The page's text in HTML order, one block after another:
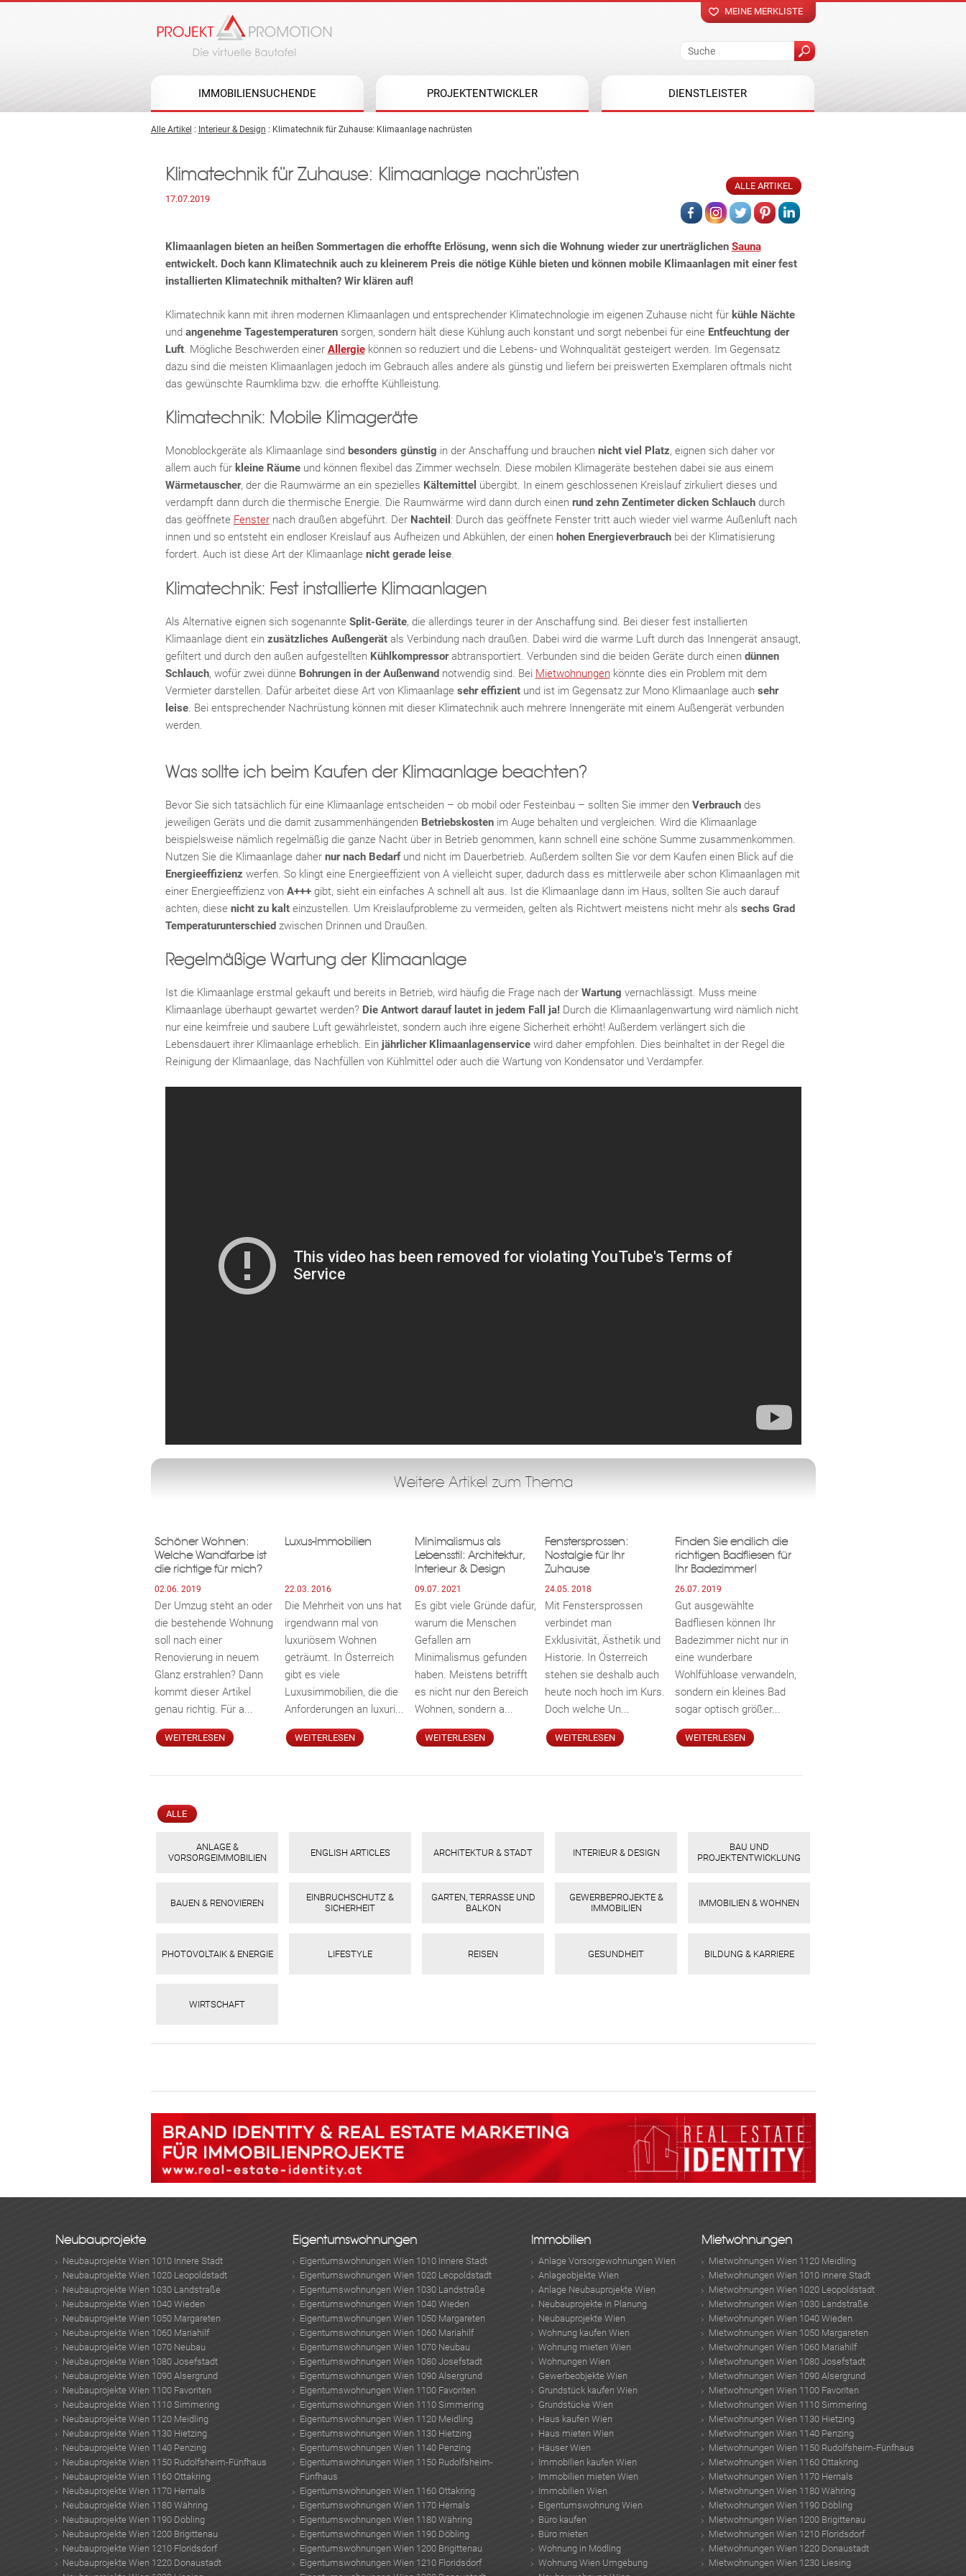
MEINE MERKLISTE
IMMOBILIENSUCHENDE PROJEKTENTWICKLER DIENSTLEISTER
Alle Artikel : Interieur & Design : Klimatechnik für Zuhause: Klimaanlage nachrüsten
Klimatechnik für Zuhause: Klimaanlage nachrüsten
17.07.2019
ALLE ARTIKEL
Klimaanlagen bieten an heißen Sommertagen die erhoffte Erlösung, wenn sich die Wohnung wieder zur unerträglichen Sauna
entwickelt. Doch kann Klimatechnik auch zu kleinerem Preis die nötige Kühle bieten und können mobile Klimaanlagen mit einer fest
installierten Klimatechnik mithalten? Wir klären auf!
Klimatechnik kann mit ihren modernen Klimaanlagen und entsprechender Klimatechnologie im eigenen Zuhause nicht für kühle Nächte
und angenehme Tagestemperaturensorgen, sondern hält diese Kühlung auch konstant und sorgt nebenbei für eine Entfeuchtung der
Luft. Mögliche Beschwerden einer Allergie können so reduziert und die Lebens- und Wohnqualität gesteigert werden. Im Gegensatz
dazu sind die meisten Klimaanlagen jedoch im Gebrauch alles andere als günstig und liefern bei preiswerten Exemplaren oftmals nicht
das gewünschte Raumklima bzw. die erhoffte Kühlleistung.
Klimatechnik: Mobile Klimageräte
Monoblockgeräte als Klimaanlage sind besonders günstig in der Anschaffung und brauchen nicht viel Platz, eignen sich daher vor
allem auch für kleine Räume und können flexibel das Zimmer wechseln. Diese mobilen Klimageräte bestehen dabei sie aus einem
Wärmetauscher, der die Raumwärme an ein spezielles Kältemittel übergibt. In einem geschlossenen Kreislauf zirkuliert dieses und
verdampft dann durch die thermische Energie. Die Raumwärme wird dann durch einen rund zehn Zentimeter dicken Schlauchdurch
das geöffnete Fensternach draußen abgeführt. Der Nachteil : Durch das geöffnete Fenster tritt auch wieder viel warme Außenluft nach
innen und so entsteht ein endloser Kreislauf aus Aufheizen und Abkühlen, der einen hohen Energieverbrauchbei der Klimatisierung
fordert. Auch ist diese Art der Klimaanlage nicht gerade leise.
Klimatechnik: Fest installierte Klimaanlagen
Als Alternative eignen sich sogenannte Split-Geräte, die allerdings teurer in der Anschaffung sind. Bei dieser fest installierten
Klimaanlage dient ein zusätzliches Außengerätals Verbindung nach draußen. Dabei wird die warme Luft durch das Innengerät ansaugt,
gefiltert und durch den außen aufgestellten Kühlkompressorabtransportiert. Verbunden sind die beiden Geräte durch einen dünnen
Schlauch, wofür zwei dünne Bohrungen in der Außenwandnotwendig sind. Bei Mietwohnungenkönnte dies ein Problem mit dem
Vermieter darstellen. Dafür arbeitet diese Art von Klimaanlage sehr effizientund ist im Gegensatz zur Mono Klimaanlage auch sehr
leise. Bei entsprechender Nachrüstung können mit dieser Klimatechnik auch mehrere Innengeräte mit einem Außengerät verbunden
werden.
Was sollte ich beim Kaufen der Klimaanlage beachten?
Bevor Sie sich tatsächlich für eine Klimaanlage entscheiden – ob mobil oder Festeinbau – sollten Sie immer den Verbrauchdes
jeweiligen Geräts und die damit zusammenhängenden Betriebskostenim Auge behalten und vergleichen. Wird die Klimaanlage
beispielsweise nämlich regelmäßig die ganze Nacht über in Betrieb genommen, kann schnell eine schöne Summe zusammenkommen.
Nutzen Sie die Klimaanlage daher nur nach Bedarfund nicht im Dauerbetrieb. Außerdem sollten Sie vor dem Kaufen einen Blick auf die
Energieeffizienz werfen. So klingt eine Energieeffizient von A vielleicht super, dadurch dass es mittlerweile aber schon Klimaanlagen mit
einer Energieeffizienz von A+++gibt, sieht ein einfaches A schnell alt aus. Ist die Klimaanlage dann im Haus, sollten Sie auch darauf
achten, diese nicht zu kalt einzustellen. Um Kreislaufprobleme zu vermeiden, gelten als Richtwert meistens nicht mehr als sechs Grad
Temperaturunterschiedzwischen Drinnen und Draußen.
Regelmäßige Wartung der Klimaanlage
Ist die Klimaanlage erstmal gekauft und bereits in Betrieb, wird häufig die Frage nach der Wartung vernachlässigt. Muss meine
Klimaanlage überhaupt gewartet werden? Die Antwort darauf lautet in jedem Fall ja! Durch die Klimaanlagenwartung wird nämlich nicht
nur eine keimfreie und saubere Luft gewährleistet, sondern auch ihre eigene Sicherheit erhöht! Außerdem verlängert sich die
Lebensdauert ihrer Klimaanlage erheblich. Ein jährlicher Klimaanlagenservice wird daher empfohlen. Dies beinhaltet in der Regel die
Reinigung der Klimaanlage, das Nachfüllen von Kühlmittel oder auch die Wartung von Kondensator und Verdampfer.
Weitere Artikel zum Thema
Schöner Wohnen:
Welche Wandfarbe ist
die richtige für mich?
02.06. 2019
Der Umzug steht an oder
die bestehende Wohnung
soll nach einer
Renovierung in neuem
Glanz erstrahlen? Dann
kommt dieser Artikel
genau richtig. Für a...
WEITERLESEN
Luxus-Immobilien
22.03. 2016
Die Mehrheit von uns hat
irgendwann mal von
luxuriösem Wohnen
geträumt. In Österreich
gibt es viele
Luxusimmobilien, die die
Anforderungen an luxuri...
WEITERLESEN
Minimalismus als
Lebensstil: Architektur,
Interieur & Design
09.07. 2021
Es gibt viele Gründe dafür,
warum die Menschen
Gefallen am
Minimalismus gefunden
haben. Meistens betrifft
es nicht nur den Bereich
Wohnen, sondern a...
WEITERLESEN
Fenstersprossen:
Nostalgie für Ihr
Zuhause
24.05. 2018
Mit Fenstersprossen
verbindet man
Exklusivität, Ästhetik und
Historie. In Österreich
stehen sie deshalb auch
heute noch hoch im Kurs.
Doch welche Un...
WEITERLESEN
Finden Sie endlich die
richtigen Badfliesen für
Ihr Badezimmer!
26.07. 2019
Gut ausgewählte
Badfliesen können Ihr
Badezimmer nicht nur in
eine wunderbare
Wohlfühloase verwandeln,
sondern ein kleines Bad
sogar optisch größer...
WEITERLESEN
ALLE
ANLAGE &
VORSORGEIMMOBILIEN
ENGLISH ARTICLES ARCHITEKTUR & STADT INTERIEUR & DESIGN
BAU UND
PROJEKTENTWICKLUNG
BAUEN & RENOVIEREN
EINBRUCHSCHUTZ &
SICHERHEIT
GARTEN, TERRASSE UND
BALKON
GEWERBEPROJEKTE &
IMMOBILIEN
IMMOBILIEN & WOHNEN
PHOTOVOLTAIK & ENERGIE LIFESTYLE REISEN GESUNDHEIT BILDUNG & KARRIERE
WIRTSCHAFT
Neubauprojekte
Neubauprojekte Wien 1010 Innere Stadt
Neubauprojekte Wien 1020 Leopoldstadt
Neubauprojekte Wien 1030 Landstraße
Neubauprojekte Wien 1040 Wieden
Neubauprojekte Wien 1050 Margareten
Neubauprojekte Wien 1060 Mariahilf
Neubauprojekte Wien 1070 Neubau
Neubauprojekte Wien 1080 Josefstadt
Neubauprojekte Wien 1090 Alsergrund
Neubauprojekte Wien 1100 Favoriten
Neubauprojekte Wien 1110 Simmering
Neubauprojekte Wien 1120 Meidling
Neubauprojekte Wien 1130 Hietzing
Neubauprojekte Wien 1140 Penzing
Neubauprojekte Wien 1150 Rudolfsheim-Fünfhaus
Neubauprojekte Wien 1160 Ottakring
Neubauprojekte Wien 1170 Hernals
Neubauprojekte Wien 1180 Währing
Neubauprojekte Wien 1190 Döbling
Neubauprojekte Wien 1200 Brigittenau
Neubauprojekte Wien 1210 Floridsdorf
Neubauprojekte Wien 1220 Donaustadt
Eigentumswohnungen
Eigentumswohnungen Wien 1010 Innere Stadt
Eigentumswohnungen Wien 1020 Leopoldstadt
Eigentumswohnungen Wien 1030 Landstraße
Eigentumswohnungen Wien 1040 Wieden
Eigentumswohnungen Wien 1050 Margareten
Eigentumswohnungen Wien 1060 Mariahilf
Eigentumswohnungen Wien 1070 Neubau
Eigentumswohnungen Wien 1080 Josefstadt
Eigentumswohnungen Wien 1090 Alsergrund
Eigentumswohnungen Wien 1100 Favoriten
Eigentumswohnungen Wien 1110 Simmering
Eigentumswohnungen Wien 1120 Meidling
Eigentumswohnungen Wien 1130 Hietzing
Eigentumswohnungen Wien 1140 Penzing
Eigentumswohnungen Wien 1150 Rudolfsheim-
Fünfhaus
Eigentumswohnungen Wien 1160 Ottakring
Eigentumswohnungen Wien 1170 Hernals
Eigentumswohnungen Wien 1180 Währing
Eigentumswohnungen Wien 1190 Döbling
Eigentumswohnungen Wien 1200 Brigittenau
Eigentumswohnungen Wien 1210 Floridsdorf
Immobilien
Anlage Vorsorgewohnungen Wien
Anlageobjekte Wien
Anlage Neubauprojekte Wien
Neubauprojekte in Planung
Neubauprojekte Wien
Wohnung kaufen Wien
Wohnung mieten Wien
Wohnungen Wien
Gewerbeobjekte Wien
Grundstück kaufen Wien
Grundstücke Wien
Haus kaufen Wien
Haus mieten Wien
Häuser Wien
Immobilien kaufen Wien
Immobilien mieten Wien
Immobilien Wien
Eigentumswohnung Wien
Büro kaufen
Büro mieten
Wohnung in Mödling
Wohnung Wien Umgebung
Mietwohnungen
Mietwohnungen Wien 1120 Meidling
Mietwohnungen Wien 1010 Innere Stadt
Mietwohnungen Wien 1020 Leopoldstadt
Mietwohnungen Wien 1030 Landstraße
Mietwohnungen Wien 1040 Wieden
Mietwohnungen Wien 1050 Margareten
Mietwohnungen Wien 1060 Mariahilf
Mietwohnungen Wien 1080 Josefstadt
Mietwohnungen Wien 1090 Alsergrund
Mietwohnungen Wien 1100 Favoriten
Mietwohnungen Wien 1110 Simmering
Mietwohnungen Wien 1130 Hietzing
Mietwohnungen Wien 1140 Penzing
Mietwohnungen Wien 1150 Rudolfsheim-Fünfhaus
Mietwohnungen Wien 1160 Ottakring
Mietwohnungen Wien 1170 Hernals
Mietwohnungen Wien 1180 Währing
Mietwohnungen Wien 1190 Döbling
Mietwohnungen Wien 1200 Brigittenau
Mietwohnungen Wien 1210 Floridsdorf
Mietwohnungen Wien 1220 Donaustadt
Mietwohnungen Wien 1230 Liesing